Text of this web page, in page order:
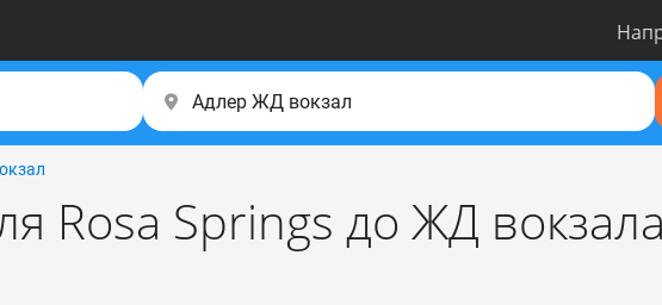
Rosa Springs до ЖД